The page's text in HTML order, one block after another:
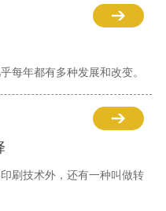
每年都有多种发展和改变。
刷技术外，还有一种叫做转